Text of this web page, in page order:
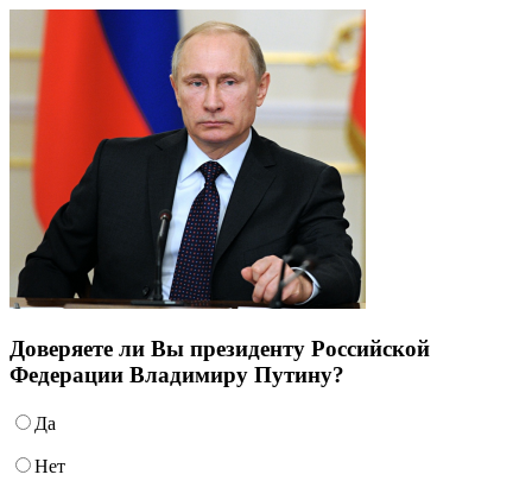
Доверяете ли Вы президенту Российской
Федерации Владимиру Путину?
Да
Нет